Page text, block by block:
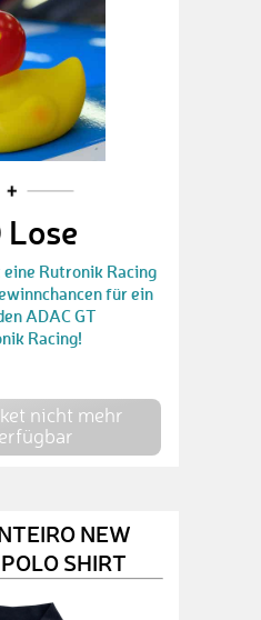
Lose
Rutronik Racing
für ein
ADAC GT
Racing!
nicht mehr
NEW
SHIRT